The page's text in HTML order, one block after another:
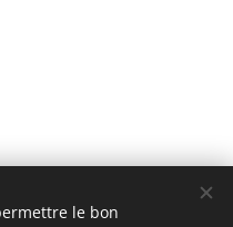
le bon